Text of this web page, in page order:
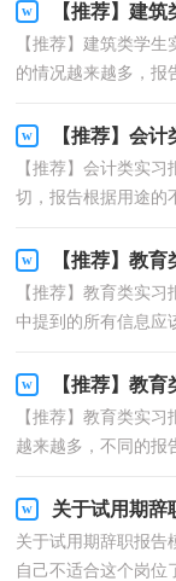
【推荐】建
【推荐】建筑类学
的情况越来越多，报
【推荐】会
【推荐】会计类实
切，报告根据用途的
【推荐】教
【推荐】教育类实
中提到的所有信息应
【推荐】教
【推荐】教育类实
越来越多，不同的报
关于试用期辞
关于试用期辞职报告
自己不适合这个岗位